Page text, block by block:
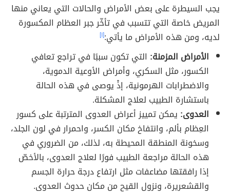
يجب السيطرة على بعض الأمراض والحالات التي يعاني منها
المريض خاصة التي تتسبب في تأخّر جبر العظام المكسورة
لديه، ومن هذه الأمراض ما يأتي:[١]
الأمراض المزمنة: التي تكون سببًا في تراجع تعافي
الكسور، مثل السكري، وأمراض الأوعية الدموية،
والاضطرابات الهرمونية، إذْ يوصى في هذه الحالة
باستشارة الطبيب لعلاج المشكلة.
العدوى: يمكن تمييز أعراض العدوى المترتبة على كسور
العِظام بألم، وانتفاخ مكان الكسر، واحمرار في لون الجلد،
وسخونة المنطقة المحيطة به، لذلك، من الضروري في
هذه الحالة مراجعة الطبيب فورًا لعلاج العدوى، بالأخصّ
إذا رافقتها مضاعفات مثل ارتفاع درجة حرارة الجسم
والقشعريرة، ونزول القيح من مكان حدوث العدوى.